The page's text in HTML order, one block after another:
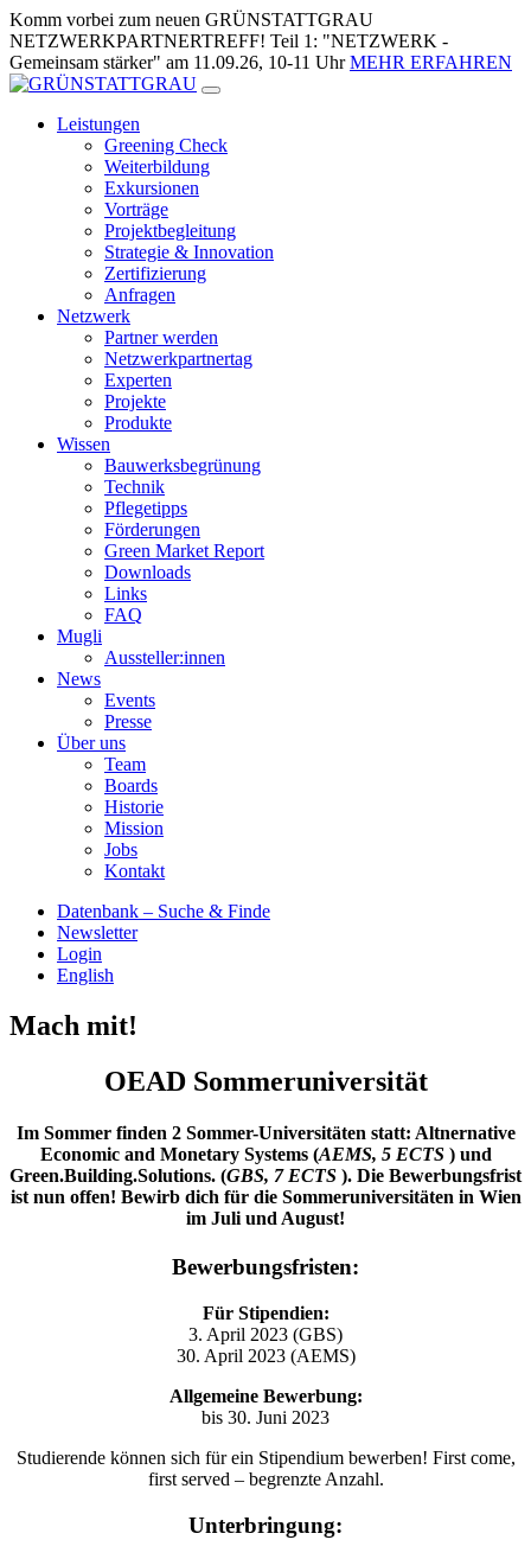
Zum
Inhalt
springen
Komm vorbei zum neuen GRÜNSTATTGRAU
NETZWERKPARTNERTREFF! Teil 1: "NETZWERK -
Gemeinsam stärker" am 11.09.26, 10-11 UhrMEHR ERFAHREN
Leistungen
Greening Check
Weiterbildung
Exkursionen
Vorträge
Projektbegleitung
Strategie & Innovation
Zertifizierung
Anfragen
Netzwerk
Partner werden
Netzwerkpartnertag
Experten
Projekte
Produkte
Wissen
Bauwerksbegrünung
Technik
Pflegetipps
Förderungen
Green Market Report
Downloads
Links
FAQ
Mugli
Aussteller:innen
News
Events
Presse
Über uns
Team
Boards
Historie
Mission
Jobs
Kontakt
Datenbank – Suche & Finde
Newsletter
Login
English
Mach mit!
OEAD Sommeruniversität
Im Sommer finden 2 Sommer-Universitäten statt: Altnernative
Economic and Monetary Systems(AEMS, 5 ECTS ) und
Green.Building.Solutions. (GBS, 7 ECTS ). Die Bewerbungsfrist
ist nun offen! Bewirb dich für die Sommeruniversitäten in Wien
im Juli und August!
Bewerbungsfristen:
Für Stipendien:
3. April 2023 (GBS)
30. April 2023 (AEMS)
Allgemeine Bewerbung:
bis 30. Juni 2023
Studierende können sich für ein Stipendium bewerben! First come,
first served – begrenzte Anzahl.
Unterbringung: